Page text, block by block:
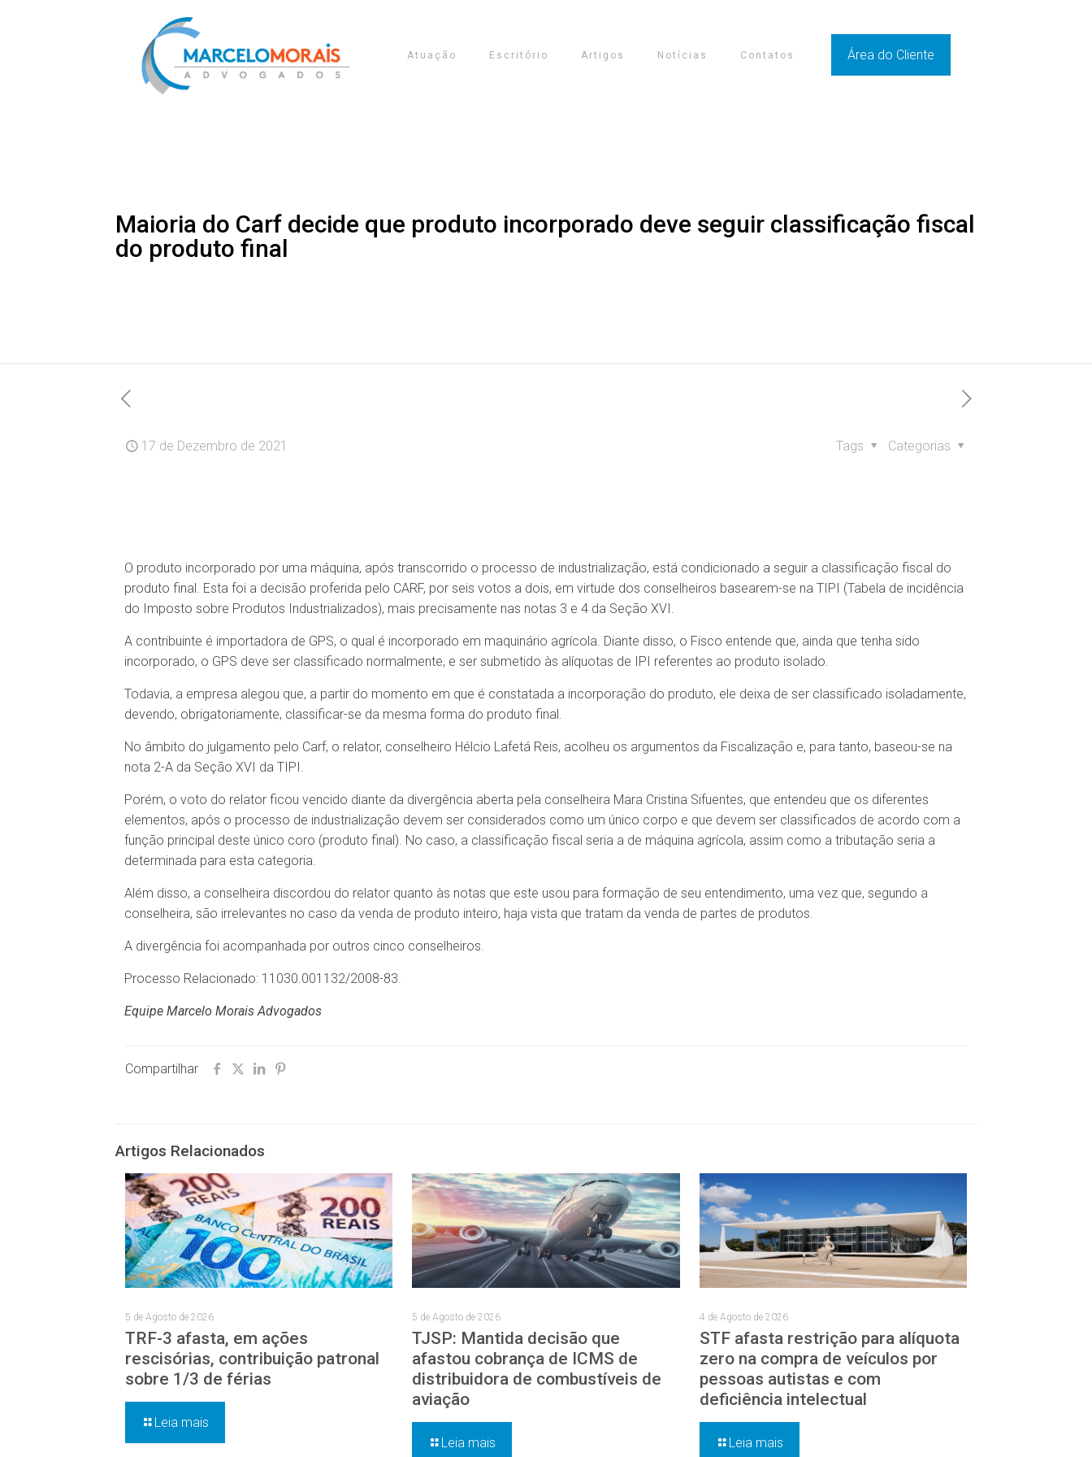
Atuação Escritório Artigos Notícias Contatos Área do Cliente
Maioria do Carf decide que produto incorporado deve seguir classificação fiscal
do produto final
17 de Dezembro de 2021 Categorias
Tags
O produto incorporado por uma máquina, após transcorrido o processo de industrialização, está condicionado a seguir a classificação fiscal do
produto final. Esta foi a decisão proferida pelo CARF, por seis votos a dois, em virtude dos conselheiros basearem-se na TIPI (Tabela de incidência
do Imposto sobre Produtos Industrializados), mais precisamente nas notas 3 e 4 da Seção XVI.
A contribuinte é importadora de GPS, o qual é incorporado em maquinário agrícola. Diante disso, o Fisco entende que, ainda que tenha sido
incorporado, o GPS deve ser classificado normalmente, e ser submetido às alíquotas de IPI referentes ao produto isolado.
Todavia, a empresa alegou que, a partir do momento em que é constatada a incorporação do produto, ele deixa de ser classificado isoladamente,
devendo, obrigatoriamente, classificar-se da mesma forma do produto final.
No âmbito do julgamento pelo Carf, o relator, conselheiro Hélcio Lafetá Reis, acolheu os argumentos da Fiscalização e, para tanto, baseou-se na
nota 2-A da Seção XVI da TIPI.
Porém, o voto do relator ficou vencido diante da divergência aberta pela conselheira Mara Cristina Sifuentes, que entendeu que os diferentes
elementos, após o processo de industrialização devem ser considerados como um único corpo e que devem ser classificados de acordo com a
função principal deste único coro (produto final). No caso, a classificação fiscal seria a de máquina agrícola, assim como a tributação seria a
determinada para esta categoria.
Além disso, a conselheira discordou do relator quanto às notas que este usou para formação de seu entendimento, uma vez que, segundo a
conselheira, são irrelevantes no caso da venda de produto inteiro, haja vista que tratam da venda de partes de produtos.
A divergência foi acompanhada por outros cinco conselheiros.
Processo Relacionado: 11030.001132/2008-83.
Equipe Marcelo Morais Advogados
Compartilhar
Artigos Relacionados
5 de Agosto de 2026
TRF-3 afasta, em ações
rescisórias, contribuição patronal
sobre 1/3 de férias
Leia mais
5 de Agosto de 2026
TJSP: Mantida decisão que
afastou cobrança de ICMS de
distribuidora de combustíveis de
aviação
Leia mais
4 de Agosto de 2026
STF afasta restrição para alíquota
zero na compra de veículos por
pessoas autistas e com
deficiência intelectual
Leia mais